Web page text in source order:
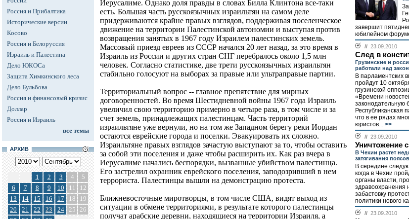
Россия и Прибалтика
Исторические версии
Косово
Россия и Белоруссия
Израиль и Палестина
Дело ЮКОСа
Защита Химкинского леса
Дело Бульбова
Россия и финансовый кризис
Доллар
Россия и Израиль
все темы
АРХИВ
1 2 3 4
5
6
7 8 9 10 11
12
13
14 15 16 17 18
19
20
21 22 23 24 25 26
Иерусалиме. Однако доля правды в словах Билла Клинтона все-таки
есть. Большая часть русскоязычных израильтян на самом деле
придерживаются крайне правых взглядов, поддерживая поселенческое
движение на территории Палестинской автономии и выступая против
возвращения занятых в 1967 году Израилем палестинских земель.
Массовый приезд евреев из СССР начался 20 лет назад, за это время в
Израиль из России и других стран СНГ перебралось около 1,5 млн
человек. Согласно статистике, две трети русскоязычных израильтян
стабильно голосуют на выборах за правые или ультраправые партии.
Территориальный вопрос -- главное препятствие для мирных
договоренностей. Во время Шестидневной войны 1967 года Израиль
увеличил свою территорию примерно в четыре раза, в том числе и за
счет земель, принадлежащих палестинцам. Часть территорий
израильтяне уже вернули, но на том же Западном берегу реки Иордан
остаются еврейские города и поселки. Эвакуировать их сложно.
Израильтяне правых взглядов зачастую выступают за то, чтобы оставить
за собой эти поселения и даже чтобы расширить их. Как раз вчера в
Иерусалиме начались беспорядки, вызванные убийством палестинца.
Его застрелил охранник еврейского поселения, заподозривший в нем
террориста. Палестинцы вышли на демонстрацию протеста.
Ближневосточные миротворцы, в том числе США, видят выход из
ситуации в обмене территориями, в результате которого палестинцы
получат арабские деревни, находящиеся на территории Израиля, а
завершит
юбилейном
// 23.09.2010
След в
Грузинские и
работали над
В парламентских
пройдут 10
грузинской
«Времени
законодательную
Республиканская
что в ее рядах
юристов... >>
// 23.09.2010
Уничтожение
В Чехии растет
затягивания поясов
В середине
когда в Чехии
органы власти,
здравоохранения
забастовку
политики нового
// 23.09.2010